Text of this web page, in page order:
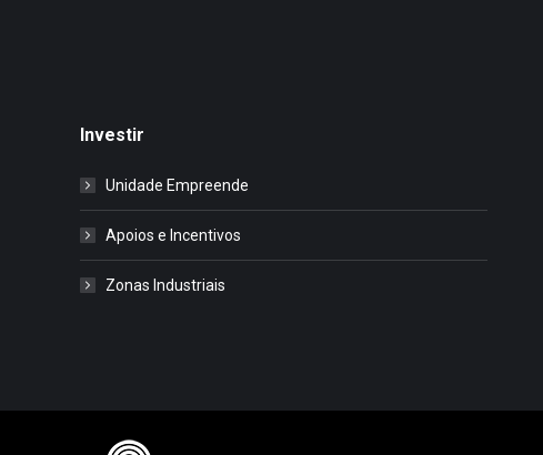
Investir
Unidade Empreende
Apoios e Incentivos
Zonas Industriais